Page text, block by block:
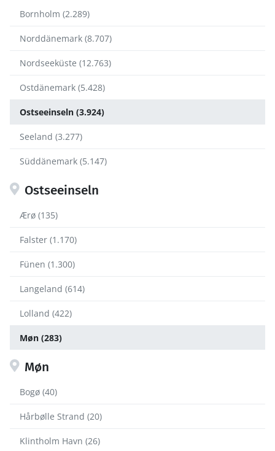
Bornholm (2.289)
Norddänemark (8.707)
Nordseeküste (12.763)
Ostdänemark (5.428)
Ostseeinseln (3.924)
Seeland (3.277)
Süddänemark (5.147)
Ostseeinseln
Ærø (135)
Falster (1.170)
Fünen (1.300)
Langeland (614)
Lolland (422)
Møn (283)
Møn
Bogø (40)
Hårbølle Strand (20)
Klintholm Havn (26)